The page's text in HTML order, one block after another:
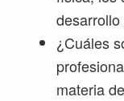
¿Cuáles
materia